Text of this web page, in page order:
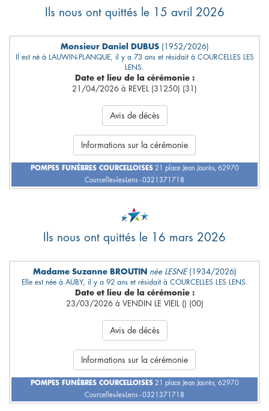
Ils nous ont quittés le 15 avril 2026
Monsieur Daniel DUBUS (1952/2026)
Il est né à LAUWIN-PLANQUE, il y a 73 ans et résidait à COURCELLES LES
LENS.
Date et lieu de la cérémonie :
21/04/2026 à REVEL (31250) (31)
Avis de décès
Informations sur la cérémonie
POMPES FUNÈBRES COURCELLOISES21 place Jean Jaurès, 62970
Courcelles-les-Lens - 0321371718
Ils nous ont quittés le 16 mars 2026
Madame Suzanne BROUTIN née LESNE (1934/2026)
Elle est née à AUBY, il y a 92 ans et résidait à COURCELLES LES LENS.
Date et lieu de la cérémonie :
23/03/2026 à VENDIN LE VIEIL () (00)
Avis de décès
Informations sur la cérémonie
POMPES FUNÈBRES COURCELLOISES21 place Jean Jaurès, 62970
Courcelles-les-Lens - 0321371718